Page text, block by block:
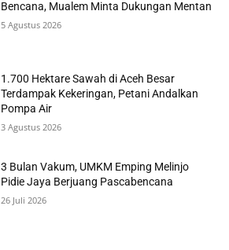
Bencana, Mualem Minta Dukungan Mentan
5 Agustus 2026
1.700 Hektare Sawah di Aceh Besar
Terdampak Kekeringan, Petani Andalkan
Pompa Air
3 Agustus 2026
3 Bulan Vakum, UMKM Emping Melinjo
Pidie Jaya Berjuang Pascabencana
26 Juli 2026